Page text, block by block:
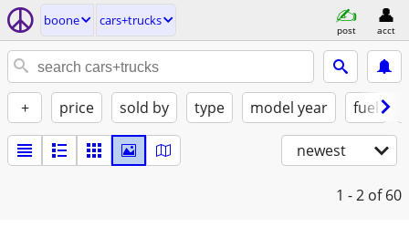
boone cars+trucks
post acct
+ price sold by type model year fuel
newest
1 - 2 of 60